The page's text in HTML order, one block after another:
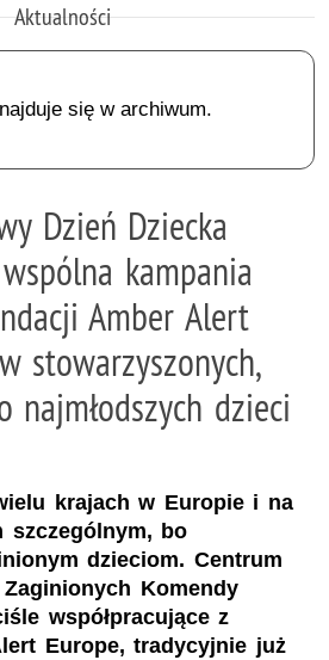
Aktualności
się w archiwum.
Dzień Dziecka
kampania
Amber Alert
stowarzyszonych,
najmłodszych dzieci
krajach w Europie i na
szczególnym, bo
dzieciom. Centrum
Komendy
współpracujące z
Europe, tradycyjnie już